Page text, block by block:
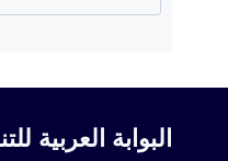
عن:
البوابة العربية